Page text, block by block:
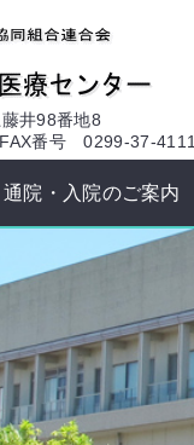
井98番地8
FAX番号 0299-37-4111
通院・入院のご案内